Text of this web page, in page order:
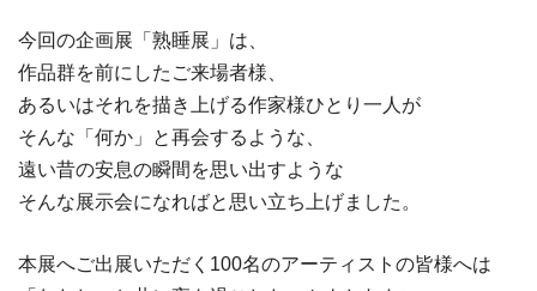
今回の企画展「熟睡展」は、
作品群を前にしたご来場者様、
あるいはそれを描き上げる作家様ひとり一人が
そんな「何か」と再会するような、
遠い昔の安息の瞬間を思い出すような
そんな展示会になればと思い立ち上げました。
本展へご出展いただく100名のアーティストの皆様へは